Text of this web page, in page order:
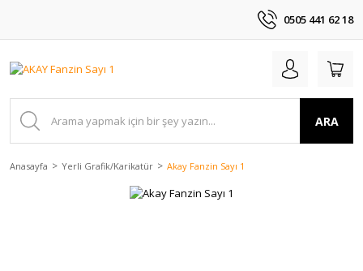
0505 441 62 18
ARA
Anasayfa Yerli Grafik/Karikatür Akay Fanzin Sayı 1